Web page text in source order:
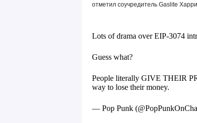
отметил соучредитель Gaslite
Lots of drama over EIP-3074
Guess what?
People literally GIVE THEIR
way to lose their money.
— Pop Punk